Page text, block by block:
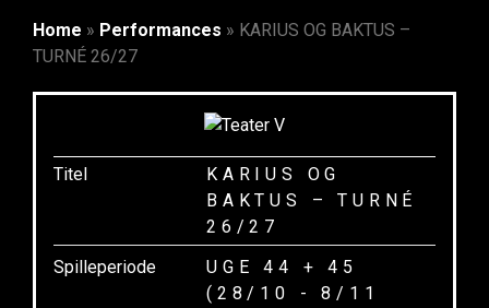
Home » Performances » KARIUS OG BAKTUS –
TURNÉ 26/27
Titel
KARIUS OG
BAKTUS – TURNÉ
26/27
Spilleperiode
UGE 44 + 45
(28/10 - 8/11